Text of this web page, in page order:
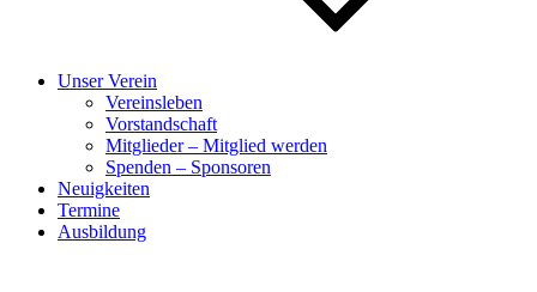
Unser Verein
Vereinsleben
Vorstandschaft
Mitglieder – Mitglied werden
Spenden – Sponsoren
Neuigkeiten
Termine
Ausbildung